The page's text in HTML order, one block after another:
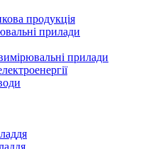
продукція
прилади
прилади